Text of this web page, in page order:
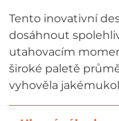
Tento inovativní
dosáhnout
utahovacím
široké paletě
vyhověla